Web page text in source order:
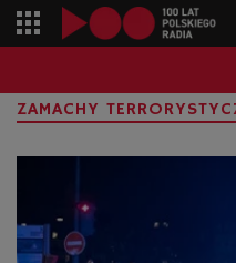
ZAMACHY